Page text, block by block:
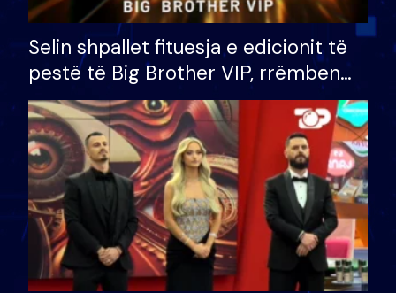
Selin shpallet fituesja e edicionit të
pestë të Big Brother VIP, rrëmben
çmimin e madh prej 100 mijë eurosh